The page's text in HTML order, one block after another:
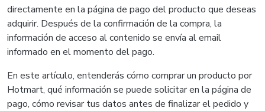
directamente en la página de pago del producto que deseas
adquirir. Después de la confirmación de la compra, la
información de acceso al contenido se envía al email
informado en el momento del pago.
En este artículo, entenderás cómo comprar un producto por
Hotmart, qué información se puede solicitar en la página de
pago, cómo revisar tus datos antes de finalizar el pedido y